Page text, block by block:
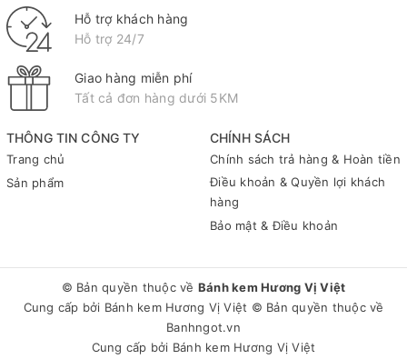
THÔNG TIN CÔNG TY
Trang chủ
Sản phẩm
CHÍNH SÁCH
Chính sách trả hàng & Hoàn tiền
Điều khoản & Quyền lợi khách
hàng
Bảo mật & Điều khoản
Hỗ trợ khách hàng
Hỗ trợ 24/7
Giao hàng miễn phí
Tất cả đơn hàng dưới 5KM
© Bản quyền thuộc về Bánh kem Hương Vị Việt
Cung cấp bởi Bánh kem Hương Vị Việt © Bản quyền thuộc về
Banhngot.vn
Cung cấp bởi Bánh kem Hương Vị Việt